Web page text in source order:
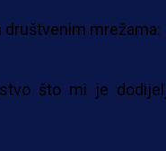
društvenim mrežama:
što mi je